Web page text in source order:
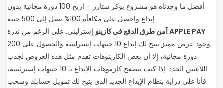
أفضل ما وجدناه هو مشروع بوكر ستارز – اربح 100 دورة مجانية بدون
إيداع واحصل على مكافأة 100% تصل إلى 500 جنيه
آمن طرق الدفع في كازينو APPLE PAY
إسترليني. على الرغم من ندرة
وجود عرض مميز يتيح لك إيداع 10 جنيهات إسترلينية والحصول على 200
دورة مجانية، إلا أن بعض الكازينوهات تقدم مثل هذه العروض لجذب
اللاعبين الجدد. إذا كنت تتصفح كازينوهات الإيداع بـ 10 جنيهات إسترلينية،
فأنا على دراية بنظام الإيداع الجديد الذي يتيح لك تمويل حسابك وسحب